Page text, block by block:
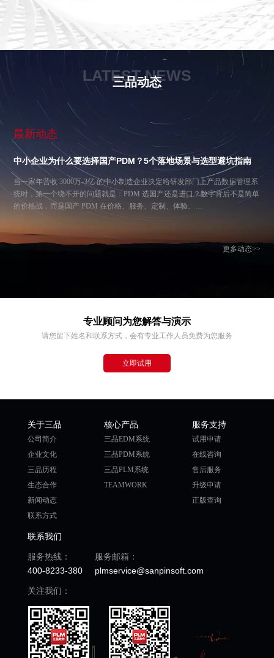
LATEST NEWS
三品动态
最新动态
中小企业为什么要选择国产PDM？5个落地场景与选型避坑指南
当一家年营收 3000万-3亿 的中小制造企业决定给研发部门上产品数据管理系
统时，第一个绕不开的问题就是：PDM 选国产还是进口？数字背后不是简单
的价格战，而是国产 PDM 在价格、服务、定制、体验、…
更多动态>>
专业顾问为您解答与演示
请您留下姓名和联系方式，会有专业工作人员免费为您服务
立即试用
关于三品
公司简介
企业文化
三品历程
生态合作
新闻动态
联系方式
核心产品
三品EDM系统
三品PDM系统
三品PLM系统
TEAMWORK
服务支持
试用申请
在线咨询
售后服务
升级申请
正版查询
联系我们
服务热线：
400-8233-380
服务邮箱：
plmservice@sanpinsoft.com
关注我们：